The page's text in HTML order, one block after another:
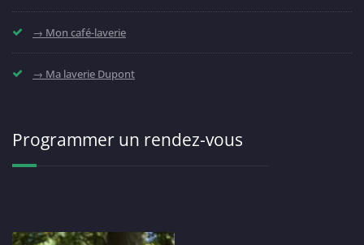
→ Mon café-laverie
→ Ma laverie Dupont
Programmer un rendez-vous